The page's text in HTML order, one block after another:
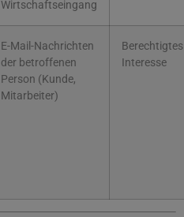
Wirtschaftseingang
E-Mail-Nachrichten
der betroffenen
Person (Kunde,
Mitarbeiter)
Berechtigtes
Interesse